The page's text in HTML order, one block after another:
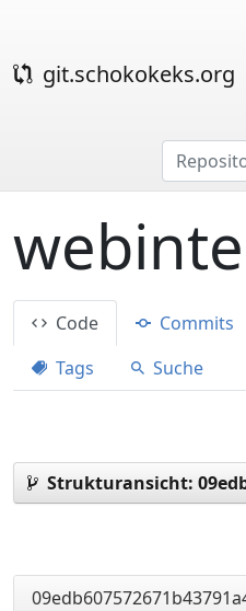
git.schokokeks.org
Code Commits
Tags
Suche
Strukturansicht: